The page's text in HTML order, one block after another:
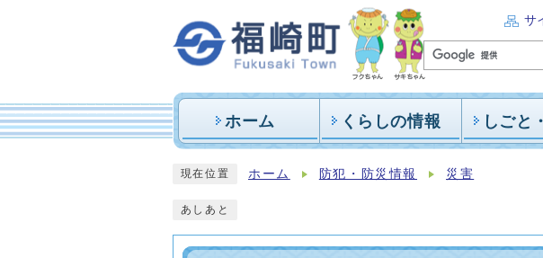
サ
ホーム くらしの情報 しごと
現在位置 ホーム 防犯・防災情報 災害
あしあと